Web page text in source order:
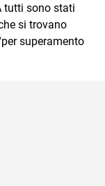
tutti sono stati
si trovano
superamento